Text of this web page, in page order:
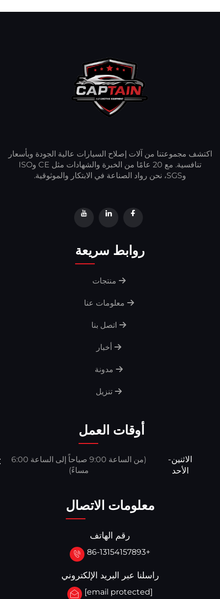
اكتشف مجموعتنا من آلات إصلاح السيارات عالية الجودة وبأسعار
تنافسية. مع 20 عامًا من الخبرة والشهادات مثل CE وISO
وSGS، نحن رواد الصناعة في الابتكار والموثوقية.
روابط سريعة
منتجات
معلومات عنا
اتصل بنا
أخبار
مدونة
تنزيل
أوقات العمل
الاثنين-
الأحد
(من الساعة 9:00 صباحاً إلى الساعة 6:00
مساءً)
معلومات الاتصال
رقم الهاتف
+86-13154157893
راسلنا عبر البريد الإلكتروني
[email protected]